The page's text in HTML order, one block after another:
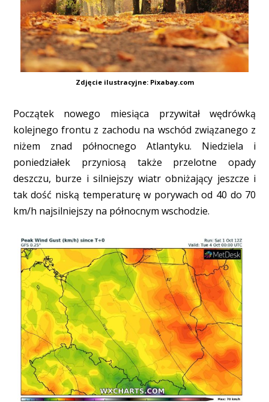
Zdjęcie ilustracyjne: Pixabay.com
Początek nowego miesiąca przywitał wędrówką
kolejnego frontu z zachodu na wschód związanego z
niżem znad północnego Atlantyku. Niedziela i
poniedziałek przyniosą także przelotne opady
deszczu, burze i silniejszy wiatr obniżający jeszcze i
tak dość niską temperaturę w porywach od 40 do 70
km/h najsilniejszy na północnym wschodzie.